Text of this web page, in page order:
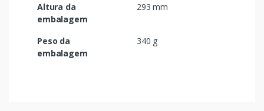
Altura da
embalagem
293 mm
Peso da
embalagem
340 g